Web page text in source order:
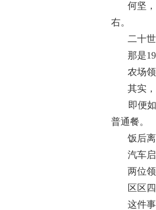
何坚
右。
二十世
那是
农场领
其实，
即便如
普通餐。
饭后离
汽车启
两位领
区区四
这件事